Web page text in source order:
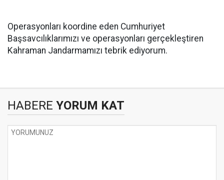
Operasyonları koordine eden Cumhuriyet
Başsavcılıklarımızı ve operasyonları gerçekleştiren
Kahraman Jandarmamızı tebrik ediyorum.
HABERE YORUM KAT